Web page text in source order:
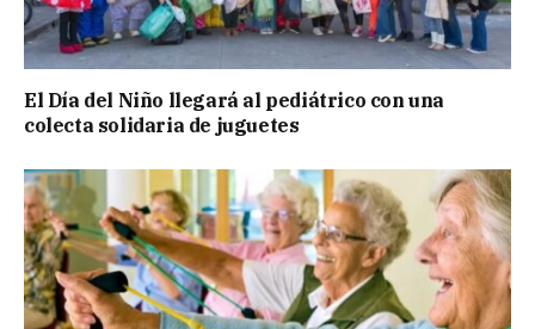
El Día del Niño llegará al pediátrico con una
colecta solidaria de juguetes